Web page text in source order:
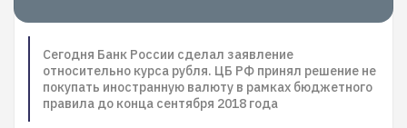
Сегодня Банк России сделал заявление
относительно курса рубля. ЦБ РФ принял решение не
покупать иностранную валюту в рамках бюджетного
правила до конца сентября 2018 года